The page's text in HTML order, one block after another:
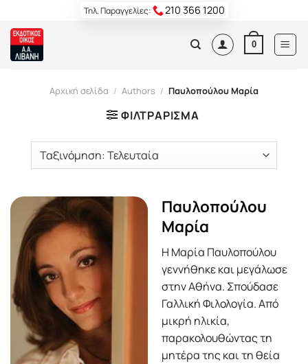
content
Τηλ. Παραγγελίες: 210 366 1200
0
Αρχική σελίδα / Authors / Παυλοπούλου Μαρία
ΦΙΛΤΡΆΡΙΣΜΑ
Παυλοπούλου
Μαρία
Η Μαρία Παυλοπούλου
γεννήθηκε και μεγάλωσε
στην Αθήνα. Σπούδασε
Γαλλική Φιλολογία. Από
μικρή ηλικία,
παρακολουθώντας τη
μητέρα της και τη θεία